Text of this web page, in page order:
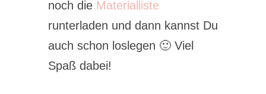
noch die Materialliste
runterladen und dann kannst Du
auch schon loslegen 🙂 Viel
Spaß dabei!